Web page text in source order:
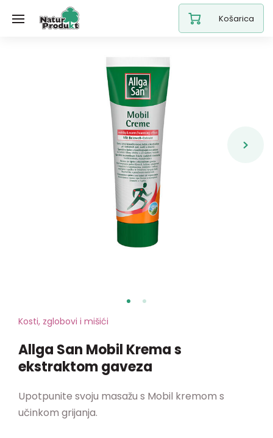
Košarica
Kosti, zglobovi i mišići
Allga San Mobil Krema s
ekstraktom gaveza
Upotpunite svoju masažu s Mobil kremom s
učinkom grijanja.